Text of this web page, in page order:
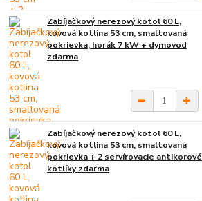
Zabíjačkový nerezový kotol 60 L,
kovová kotlina 53 cm, smaltovaná
pokrievka, horák 7 kW + dymovod
zdarma
Zabíjačkový nerezový kotol 60 L,
kovová kotlina 53 cm, smaltovaná
pokrievka + 2 servírovacie antikorové
kotlíky zdarma